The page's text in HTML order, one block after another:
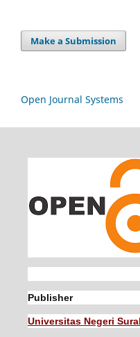
Make a Submission
Open Journal Systems
Publisher
Universitas Negeri